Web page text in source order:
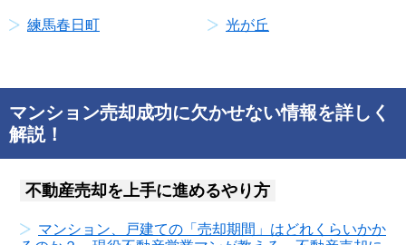
練馬春日町 光が丘
マンション売却成功に欠かせない情報を詳しく
解説！
不動産売却を上手に進めるやり方
マンション、戸建ての「売却期間」はどれくらいかか